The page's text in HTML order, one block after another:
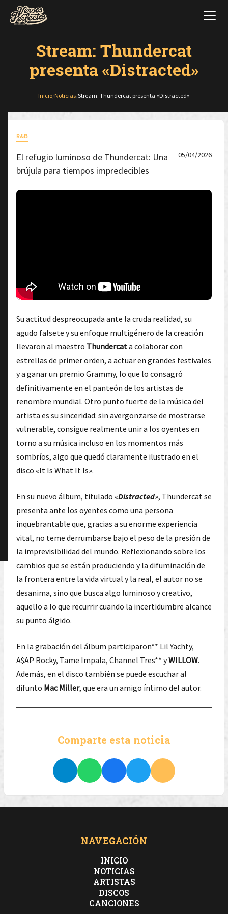
Stream: Thundercat
presenta «Distracted»
Inicio Noticias Stream: Thundercat presenta «Distracted»
R&B
El refugio luminoso de Thundercat: Una
brújula para tiempos impredecibles
05/04/2026
Su actitud despreocupada ante la cruda realidad, su
agudo falsete y su enfoque multigénero de la creación
llevaron al maestro Thundercata colaborar con
estrellas de primer orden, a actuar en grandes festivales
y a ganar un premio Grammy, lo que lo consagró
definitivamente en el panteón de los artistas de
renombre mundial. Otro punto fuerte de la música del
artista es su sinceridad: sin avergonzarse de mostrarse
vulnerable, consigue realmente unir a los oyentes en
torno a su música incluso en los momentos más
sombríos, algo que quedó claramente ilustrado en el
disco «It Is What It Is».
En su nuevo álbum, titulado «Distracted», Thundercat se
presenta ante los oyentes como una persona
inquebrantable que, gracias a su enorme experiencia
vital, no teme derrumbarse bajo el peso de la presión de
la imprevisibilidad del mundo. Reflexionando sobre los
cambios que se están produciendo y la difuminación de
la frontera entre la vida virtual y la real, el autor no se
desanima, sino que busca algo luminoso y creativo,
aquello a lo que recurrir cuando la incertidumbre alcance
su punto álgido.
En la grabación del álbum participaron** Lil Yachty,
A$AP Rocky, Tame Impala, Channel Tres** yWILLOW.
Además, en el disco también se puede escuchar al
difunto Mac Miller, que era un amigo íntimo del autor.
Comparte esta noticia
NAVEGACIÓN
INICIO
NOTICIAS
ARTISTAS
DISCOS
CANCIONES